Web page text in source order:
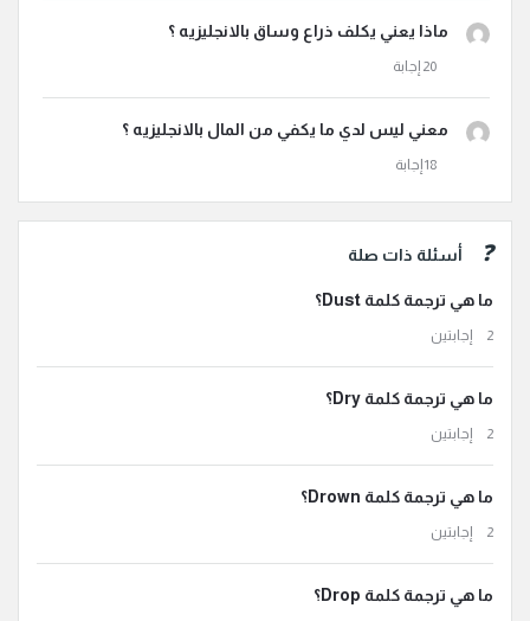
ماذا يعني يكلف ذراع وساق بالانجليزيه ؟
معني ليس لدي ما يكفي من المال بالانجليزيه ؟
أسئلة ذات صلة
ما هي ترجمة كلمة Dust؟
‫2 إجابتين
ما هي ترجمة كلمة Dry؟
‫2 إجابتين
ما هي ترجمة كلمة Drown؟
‫2 إجابتين
ما هي ترجمة كلمة Drop؟